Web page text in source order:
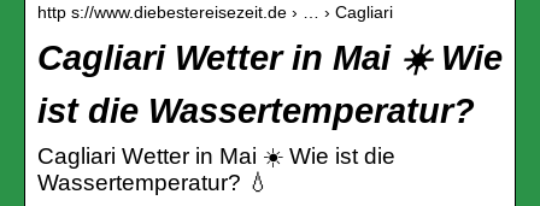
http s://www.diebestereisezeit.de › … › Cagliari
Cagliari Wetter in Mai ☀️ Wie
ist die Wassertemperatur?
Cagliari Wetter in Mai ☀️ Wie ist die
Wassertemperatur? 💧